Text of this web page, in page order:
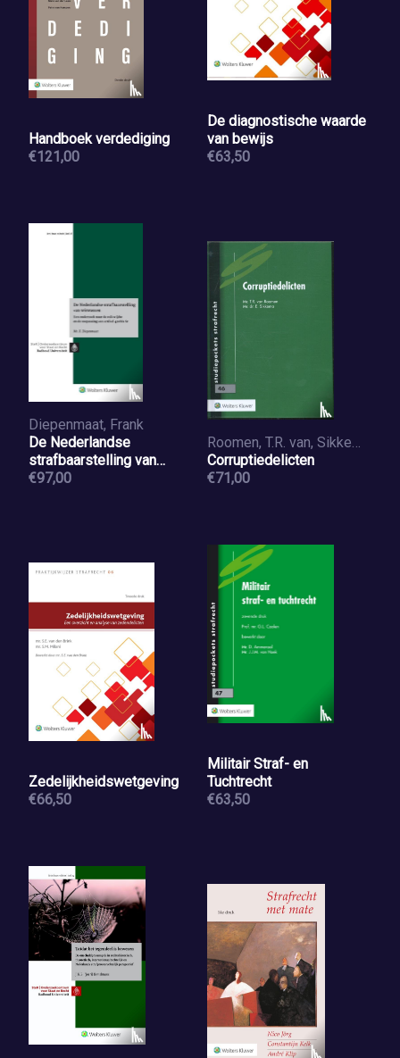
Handboek verdediging
€121,00
De diagnostische waarde
van bewijs
€63,50
Diepenmaat, Frank
De Nederlandse
strafbaarstelling van
witwassen
€97,00
Roomen, T.R. van, Sikkema, E.
Corruptiedelicten
€71,00
Zedelijkheidswetgeving
€66,50
Militair Straf- en
Tuchtrecht
€63,50